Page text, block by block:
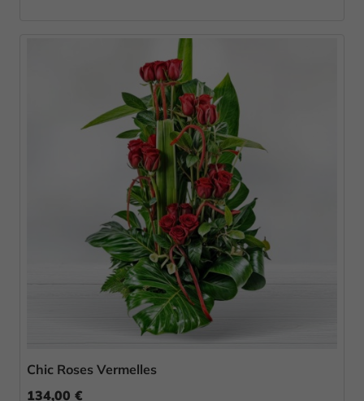
Chic Roses Vermelles
134,00 €